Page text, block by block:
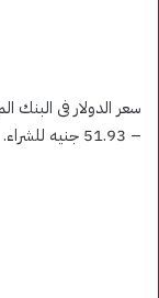
سعر الدولار فى البنك
– 51.93 جنيه للشراء.